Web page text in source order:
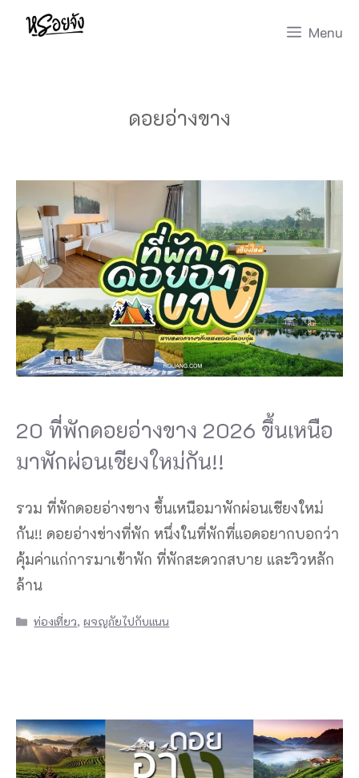
Skip
Menu
ดอยอ่างขาง
20 ที่พักดอยอ่างขาง 2026 ขึ้นเหนือ
มาพักผ่อนเชียงใหม่กัน!!
รวม ที่พักดอยอ่างขาง ขึ้นเหนือมาพักผ่อนเชียงใหม่
กัน!! ดอยอ่างข่างที่พัก หนึ่งในที่พักที่แอดอยากบอกว่า
คุ้มค่าแก่การมาเข้าพัก ที่พักสะดวกสบาย และวิวหลัก
ล้าน
Categories
ท่องเที่ยว,ผจญภัยไปกับแนน